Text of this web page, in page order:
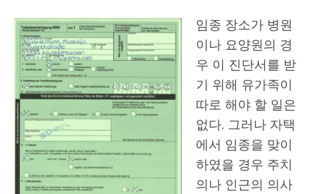
임종 장소가 병원
이나 요양원의 경
우 이 진단서를 받
기 위해 유가족이
따로 해야 할 일은
없다. 그러나 자택
에서 임종을 맞이
하였을 경우 주치
의나 인근의 의사